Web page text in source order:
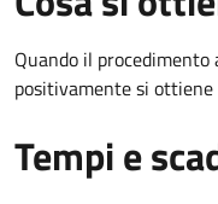
Quando il
positivamente si ottiene
Tempi e